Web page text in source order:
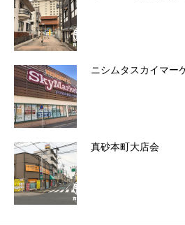
ニシムタスカイマー
真砂本町大店会